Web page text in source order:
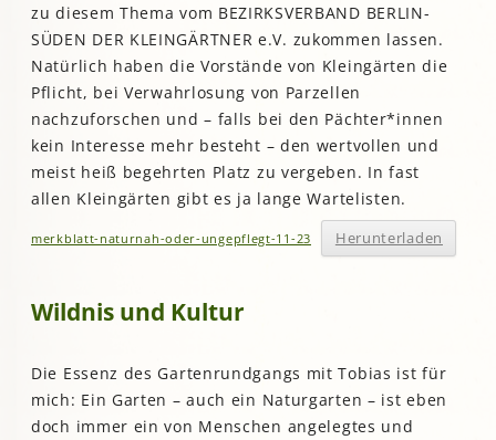
zu diesem Thema vom BEZIRKSVERBAND BERLIN-
SÜDEN DER KLEINGÄRTNER e.V. zukommen lassen.
Natürlich haben die Vorstände von Kleingärten die
Pflicht, bei Verwahrlosung von Parzellen
nachzuforschen und – falls bei den Pächter*innen
kein Interesse mehr besteht – den wertvollen und
meist heiß begehrten Platz zu vergeben. In fast
allen Kleingärten gibt es ja lange Wartelisten.
merkblatt-naturnah-oder-ungepflegt-11-23 Herunterladen
Wildnis und Kultur
Die Essenz des Gartenrundgangs mit Tobias ist für
mich: Ein Garten – auch ein Naturgarten – ist eben
doch immer ein von Menschen angelegtes und